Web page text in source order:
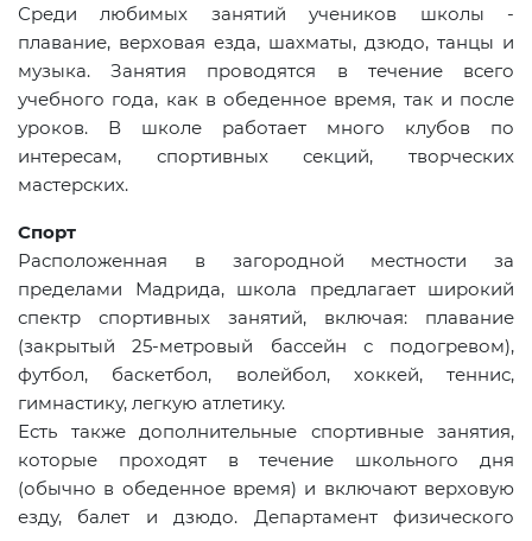
Среди любимых занятий учеников школы -
плавание, верховая езда, шахматы, дзюдо, танцы и
музыка. Занятия проводятся в течение всего
учебного года, как в обеденное время, так и после
уроков. В школе работает много клубов по
интересам, спортивных секций, творческих
мастерских.
Спорт
Расположенная в загородной местности за
пределами Мадрида, школа предлагает широкий
спектр спортивных занятий, включая: плавание
(закрытый 25-метровый бассейн с подогревом),
футбол, баскетбол, волейбол, хоккей, теннис,
гимнастику, легкую атлетику.
Есть также дополнительные спортивные занятия,
которые проходят в течение школьного дня
(обычно в обеденное время) и включают верховую
езду, балет и дзюдо. Департамент физического